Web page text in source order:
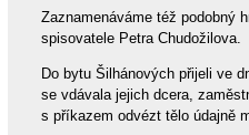
Zaznamenáváme též podobný
spisovatele Petra Chudožilova.
Do bytu Šilhánových přijeli ve
se vdávala jejich dcera,
s příkazem odvézt tělo údajně